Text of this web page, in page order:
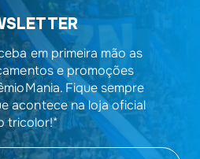
em primeira mão as
e promoções
Fique sempre
acontece na loja oficial
tricolor!*